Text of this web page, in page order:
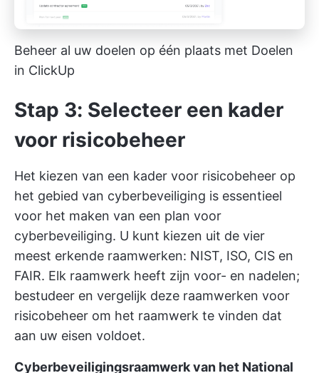
Beheer al uw doelen op één plaats met Doelen
in ClickUp
Stap 3: Selecteer een kader
voor risicobeheer
Het kiezen van een kader voor risicobeheer op
het gebied van cyberbeveiliging is essentieel
voor het maken van een plan voor
cyberbeveiliging. U kunt kiezen uit de vier
meest erkende raamwerken: NIST, ISO, CIS en
FAIR. Elk raamwerk heeft zijn voor- en nadelen;
bestudeer en vergelijk deze raamwerken voor
risicobeheer om het raamwerk te vinden dat
aan uw eisen voldoet.
Cyberbeveiligingsraamwerk van het National